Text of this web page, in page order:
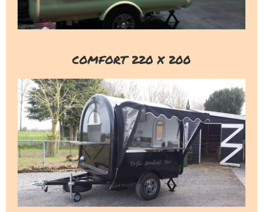
COMFORT 220 X 200